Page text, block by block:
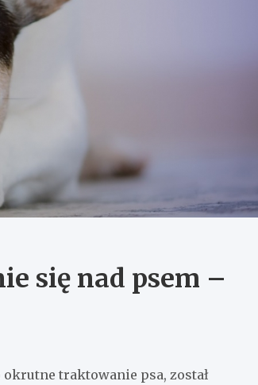
się nad psem –
traktowanie psa, został